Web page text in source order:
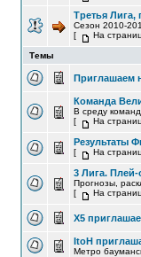
Третья Лига,
Сезон 2010-
[
На
Темы
Приглашаем
Команда
В среду
[
На
Результаты
[ На
3 Лига.
Прогнозы,
[
На
Х5
ItoH
Метро